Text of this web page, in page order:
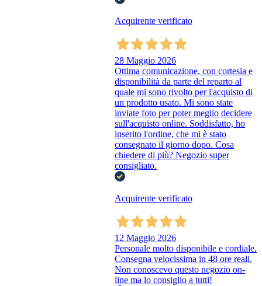
Acquirente verificato
28 Maggio 2026
Ottima comunicazione, con cortesia e
disponibilità da parte del reparto al
quale mi sono rivolto per l'acquisto di
un prodotto usato. Mi sono state
inviate foto per poter meglio decidere
sull'acquisto online. Soddisfatto, ho
inserito l'ordine, che mi è stato
consegnato il giorno dopo. Cosa
chiedere di più? Negozio super
consigliato.
Acquirente verificato
12 Maggio 2026
Personale molto disponibile e cordiale.
Consegna velocissima in 48 ore reali.
Non conoscevo questo negozio on-
line ma lo consiglio a tutti!